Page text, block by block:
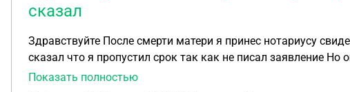
сказал
Здравствуйте После смерти матери я принес нотариусу свидетельство о смерти и завещание Нотариус сказал приходить через 6 месяцев Я пришел Нотариус
Показать полностью